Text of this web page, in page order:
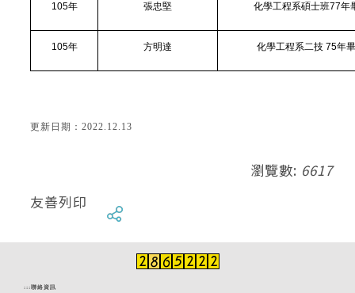
105年 張忠堅 化學工程系碩士班77年
105年 方明達 化學工程系二技 75年
更新日期：2022.12.13
瀏覽數: 6617
友善列印
::: 聯絡資訊